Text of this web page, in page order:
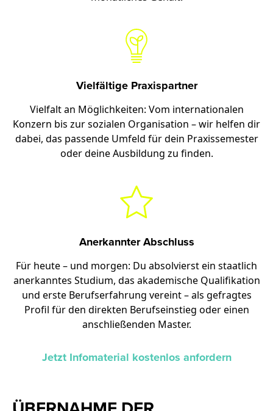
Vielfältige Praxispartner
Vielfalt an Möglichkeiten: Vom internationalen
Konzern bis zur sozialen Organisation – wir helfen dir
dabei, das passende Umfeld für dein Praxissemester
oder deine Ausbildung zu finden.
Anerkannter Abschluss
Für heute – und morgen: Du absolvierst ein staatlich
anerkanntes Studium, das akademische Qualifikation
und erste Berufserfahrung vereint – als gefragtes
Profil für den direkten Berufseinstieg oder einen
anschließenden Master.
Jetzt Infomaterial kostenlos anfordern